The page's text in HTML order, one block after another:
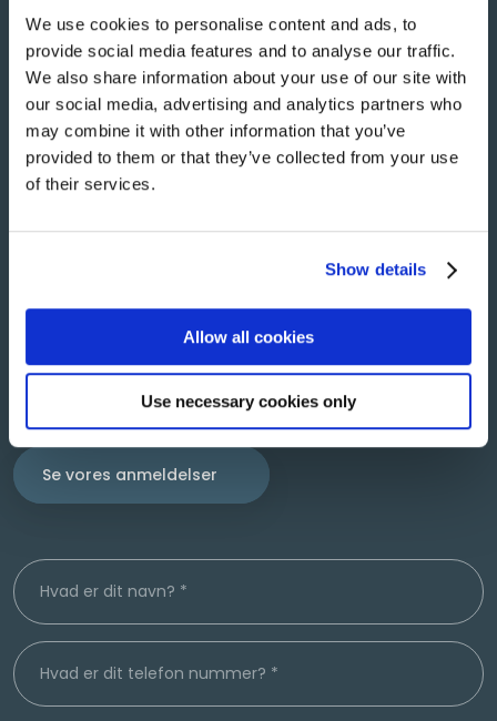
We use cookies to personalise content and ads, to
provide social media features and to analyse our traffic.
We also share information about your use of our site with
our social media, advertising and analytics partners who
may combine it with other information that you’ve
provided to them or that they’ve collected from your use
of their services.
Show details
Allow all cookies
Use necessary cookies only
Vi hjælper gerne både private og erhverv, som kan
have brug for hjælp fra en klejnsmed eller en smed til
at klare deres arbejdsopgaver.​
Vi besvarer alle henvendelser hurtigst muligt. Så
vores kunder ikke behøver at vente. Du er også mere
Vi ser frem til at høre fra dig!
Vurderet 4,5 ud af 5 baseret på 6 bedømmelser.​
Se vores anmeldelser​